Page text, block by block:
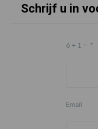
Schrijf u in
6 + 1 = *
Email